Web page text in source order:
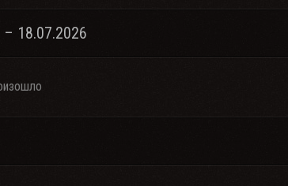
18.07.2026